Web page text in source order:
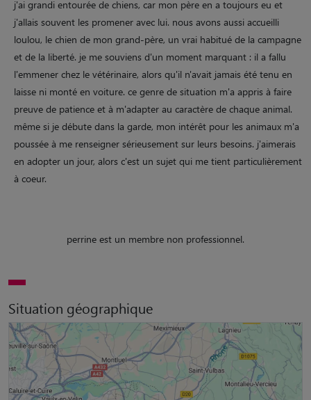
j'ai grandi entourée de chiens, car mon père en a toujours eu et
j'allais souvent les promener avec lui. nous avons aussi accueilli
loulou, le chien de mon grand-père, un vrai habitué de la campagne
et de la liberté. je me souviens d'un moment marquant : il a fallu
l'emmener chez le vétérinaire, alors qu'il n'avait jamais été tenu en
laisse ni monté en voiture. ce genre de situation m'a appris à faire
preuve de patience et à m'adapter au caractère de chaque animal.
même si je débute dans la garde, mon intérêt pour les animaux m'a
poussée à me renseigner sérieusement sur leurs besoins. j'aimerais
en adopter un jour, alors c'est un sujet qui me tient particulièrement
à coeur.
perrine est un membre non professionnel.
Situation géographique